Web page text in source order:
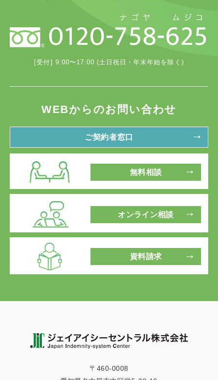
[受付] 9:00〜17:00 (土日祝日・年末年始を除く)
WEBからのお問い合わせ
ご契約者窓口
無料相談
オンライン相談
資料請求
〒460-0008